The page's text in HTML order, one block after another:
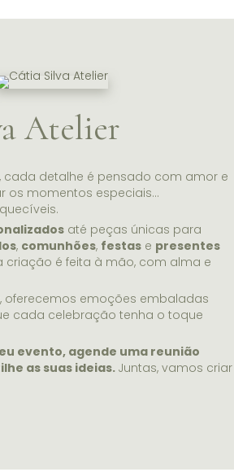
Atelier
, cada detalhe é pensado com amor e
os momentos especiais…
até peças únicas para
, comunhões, festas e presentes
criação é feita à mão, com alma e
oferecemos emoções embaladas
cada celebração tenha o toque
evento, agende uma reunião
as suas ideias. Juntas, vamos criar